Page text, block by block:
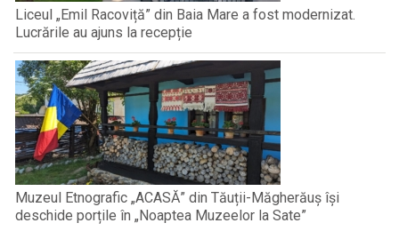
Liceul „Emil Racoviță” din Baia Mare a fost modernizat.
Lucrările au ajuns la recepție
Muzeul Etnografic „ACASĂ” din Tăuții-Măgherăuș își
deschide porțile în „Noaptea Muzeelor la Sate”